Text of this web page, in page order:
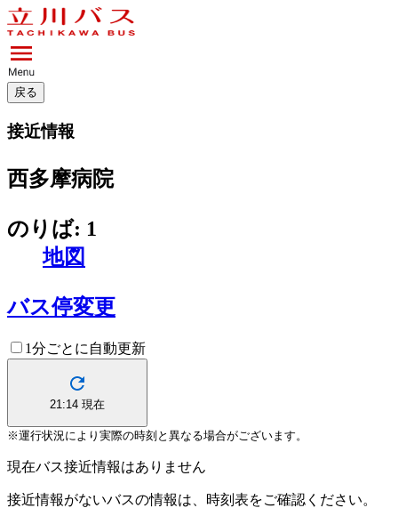
戻る
接近情報
西多摩病院
のりば: 1
地図
バス停変更
1分ごとに自動更新
21:14 現在
※運行状況により実際の時刻と異なる場合がございます。
現在バス接近情報はありません
接近情報がないバスの情報は、時刻表をご確認ください。